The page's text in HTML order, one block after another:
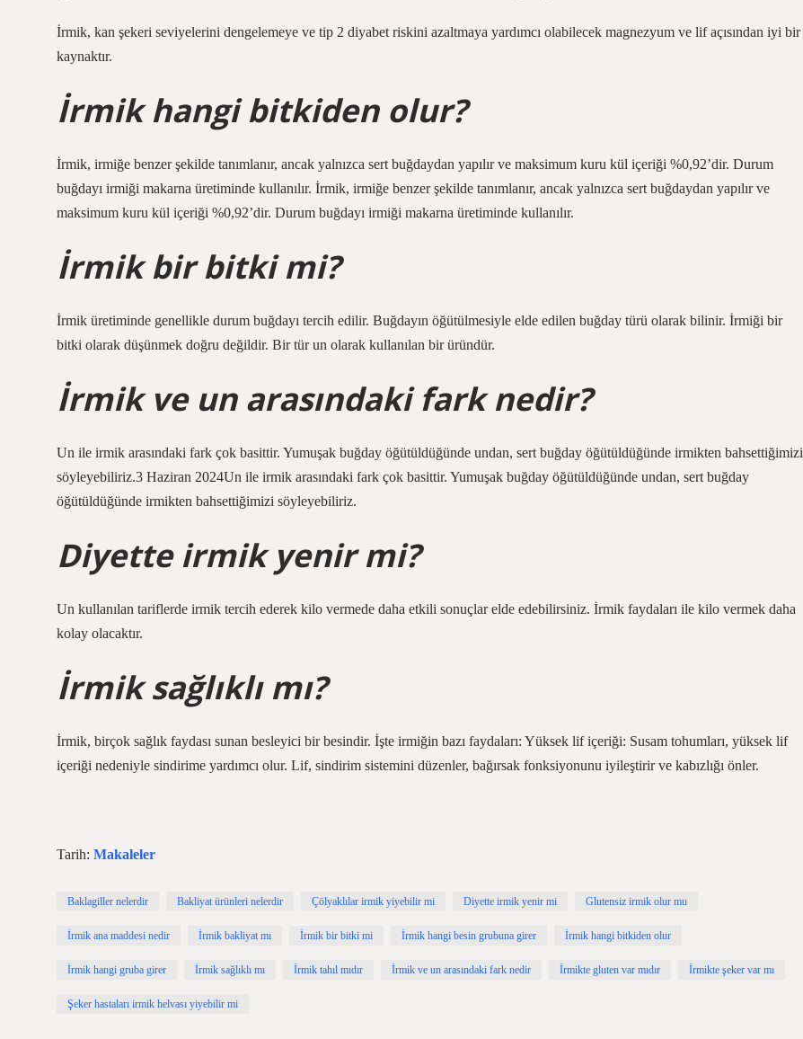
İrmik, kan şekeri seviyelerini dengelemeye ve tip 2 diyabet riskini azaltmaya yardımcı olabilecek magnezyum ve lif açısından iyi bir
kaynaktır.
İrmik hangi bitkiden olur?
İrmik, irmiğe benzer şekilde tanımlanır, ancak yalnızca sert buğdaydan yapılır ve maksimum kuru kül içeriği %0,92’dir. Durum
buğdayı irmiği makarna üretiminde kullanılır. İrmik, irmiğe benzer şekilde tanımlanır, ancak yalnızca sert buğdaydan yapılır ve
maksimum kuru kül içeriği %0,92’dir. Durum buğdayı irmiği makarna üretiminde kullanılır.
İrmik bir bitki mi?
İrmik üretiminde genellikle durum buğdayı tercih edilir. Buğdayın öğütülmesiyle elde edilen buğday türü olarak bilinir. İrmiği bir
bitki olarak düşünmek doğru değildir. Bir tür un olarak kullanılan bir üründür.
İrmik ve un arasındaki fark nedir?
Un ile irmik arasındaki fark çok basittir. Yumuşak buğday öğütüldüğünde undan, sert buğday öğütüldüğünde irmikten bahsettiğimizi
söyleyebiliriz.3 Haziran 2024Un ile irmik arasındaki fark çok basittir. Yumuşak buğday öğütüldüğünde undan, sert buğday
öğütüldüğünde irmikten bahsettiğimizi söyleyebiliriz.
Diyette irmik yenir mi?
Un kullanılan tariflerde irmik tercih ederek kilo vermede daha etkili sonuçlar elde edebilirsiniz. İrmik faydaları ile kilo vermek daha
kolay olacaktır.
İrmik sağlıklı mı?
İrmik, birçok sağlık faydası sunan besleyici bir besindir. İşte irmiğin bazı faydaları: Yüksek lif içeriği: Susam tohumları, yüksek lif
içeriği nedeniyle sindirime yardımcı olur. Lif, sindirim sistemini düzenler, bağırsak fonksiyonunu iyileştirir ve kabızlığı önler.
Tarih: Makaleler
Baklagiller nelerdir Bakliyat ürünleri nelerdir Çölyaklılar irmik yiyebilir mi Diyette irmik yenir mi Glutensiz irmik olur mu
İrmik ana maddesi nedir İrmik bakliyat mı İrmik bir bitki mi İrmik hangi besin grubuna girer İrmik hangi bitkiden olur
İrmik hangi gruba girer İrmik sağlıklı mı İrmik tahıl mıdır İrmik ve un arasındaki fark nedir İrmikte gluten var mıdır İrmikte şeker var mı
Şeker hastaları irmik helvası yiyebilir mi